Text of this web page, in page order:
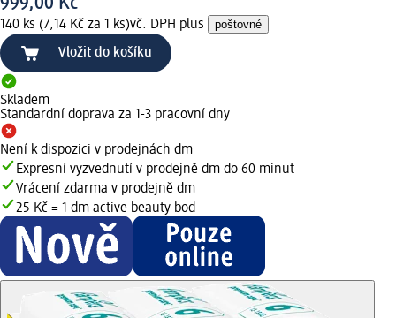
140 ks (7,14 Kč za 1 ks)vč. DPH plus poštovné
Vložit do košíku
Skladem
Standardní doprava za 1-3 pracovní dny
Není k dispozici v prodejnách dm
Expresní vyzvednutí v prodejně dm do 60 minut
Vrácení zdarma v prodejně dm
25 Kč = 1 dm active beauty bod